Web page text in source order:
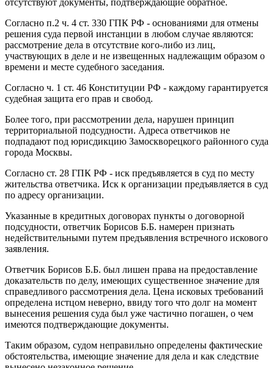
отсутствуют документы, подтверждающие обратное.
Согласно п.2 ч. 4 ст. 330 ГПК РФ - основаниями для отмены
решения суда первой инстанции в любом случае являются:
рассмотрение дела в отсутствие кого-либо из лиц,
участвующих в деле и не извещенных надлежащим образом о
времени и месте судебного заседания.
Согласно ч. 1 ст. 46 Конституции РФ - каждому гарантируется
судебная защита его прав и свобод.
Более того, при рассмотрении дела, нарушен принцип
территориальной подсудности. Адреса ответчиков не
подпадают под юрисдикцию Замоскворецкого районного суда
города Москвы.
Согласно ст. 28 ГПК РФ - иск предъявляется в суд по месту
жительства ответчика. Иск к организации предъявляется в суд
по адресу организации.
Указанные в кредитных договорах пункты о договорной
подсудности, ответчик Борисов Б.Б. намерен признать
недействительными путем предъявления встречного искового
заявления.
Ответчик Борисов Б.Б. был лишен права на предоставление
доказательств по делу, имеющих существенное значение для
справедливого рассмотрения дела. Цена исковых требований
определена истцом неверно, ввиду того что долг на момент
вынесения решения суда был уже частично погашен, о чем
имеются подтверждающие документы.
Таким образом, судом неправильно определены фактические
обстоятельства, имеющие значение для дела и как следствие